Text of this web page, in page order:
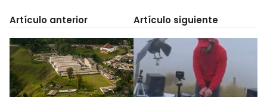
Artículo anterior Artículo siguiente